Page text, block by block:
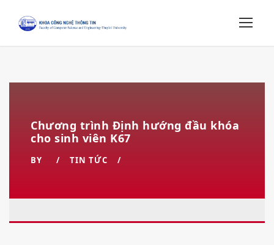
Chương trình Định hướng đầu khóa
cho sinh viên K67
BY TIN TỨC